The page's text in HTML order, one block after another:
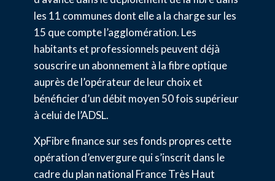
les 11 communes dont elle a la charge sur les
15 que compte l’agglomération. Les
habitants et professionnels peuvent déjà
souscrire un abonnement à la fibre optique
auprès de l’opérateur de leur choix et
bénéficier d’un débit moyen 50 fois supérieur
à celui de l’ADSL.
XpFibre finance sur ses fonds propres cette
opération d’envergure qui s’inscrit dans le
cadre du plan national France Très Haut